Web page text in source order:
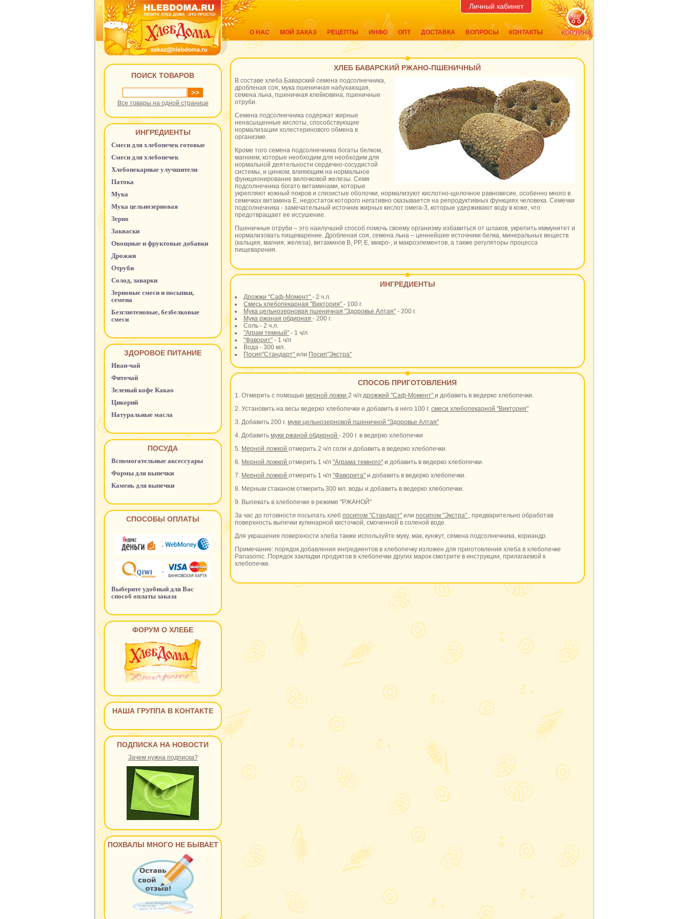
Личный кабинет
О НАС МОЙ ЗАКАЗ РЕЦЕПТЫ ИНФО ОПТ ДОСТАВКА ВОПРОСЫ КОНТАКТЫ КОРЗИНА
ПОИСК ТОВАРОВ
Все товары на одной странице
ИНГРЕДИЕНТЫ
Смеси для хлебопечек готовые
Смеси для хлебопечек
Хлебопекарные улучшители
Патока
Мука
Мука цельнозерновая
Зерно
Закваски
Овощные и фруктовые добавки
Дрожжи
Отруби
Солод, заварки
Зерновые смеси и посыпки,
семена
Безглютеновые, безбелковые
смеси
ЗДОРОВОЕ ПИТАНИЕ
Иван-чай
Фиточай
Зеленый кофе Какао
Цикорий
Натуральные масла
ПОСУДА
Вспомогательные аксессуары
Формы для выпечки
Камень для выпечки
СПОСОБЫ ОПЛАТЫ
Выберите удобный для Вас
способ оплаты заказа
ФОРУМ О ХЛЕБЕ
НАША ГРУППА В КОНТАКТЕ
ПОДПИСКА НА НОВОСТИ
Зачем нужна подписка?
ПОХВАЛЫ МНОГО НЕ БЫВАЕТ
ХЛЕБ БАВАРСКИЙ РЖАНО-ПШЕНИЧНЫЙ
В составе хлеба Баварский семена подсолнечника,
дробленая соя, мука пшеничная набухающая,
семена льна, пшеничная клейковина, пшеничные
отруби.
Семена подсолнечника содержат жирные
ненасыщенные кислоты, способствующие
нормализации холестеринового обмена в
организме.
Кроме того семена подсолнечника богаты белком,
магнием, которые необходим для необходим для
нормальной деятельности сердечно-сосудистой
системы, и цинком, влияющим на нормальное
функционирование вилочковой железы. Семя
подсолнечника богато витаминами, которые
укрепляют кожный покров и слизистые оболочки, нормализуют кислотно-щелочное равновесие, особенно много в
семечках витамина Е, недостаток которого негативно сказывается на репродуктивных функциях человека. Семечки
подсолнечника - замечательный источник жирных кислот омега-3, которые удерживают воду в коже, что
предотвращает ее иссушение.
Пшеничные отруби – это наилучший способ помочь своему организму избавиться от шлаков, укрепить иммунитет и
нормализовать пищеварение. Дробленая соя, семена льна – ценнейшие источники белка, минеральных веществ
(кальция, магния, железа), витаминов В, РР, Е, микро-, и макроэлементов, а также регуляторы процесса
пищеварения.
ИНГРЕДИЕНТЫ
Дрожжи "Саф-Момент" - 2 ч.л.
Смесь хлебопекарная "Виктория" - 100 г.
Мука цельнозерновая пшеничная "Здоровье Алтая" - 200 г.
Мука ржаная обдирная - 200 г.
Соль - 2 ч.л.
"Аграм темный" - 1 ч/л
"Фаворит" - 1 ч/л
Вода - 300 мл.
Посип"Стандарт" или Посип"Экстра"
СПОСОБ ПРИГОТОВЛЕНИЯ
1. Отмерить с помощью мерной ложки 2 ч/л дрожжей "Саф-Момент" и добавить в ведерко хлебопечки.
2. Установить на весы ведерко хлебопечки и добавить в него 100 г. смеси хлебопекарной "Виктория"
3. Добавить 200 г. муки цельнозерновой пшеничной "Здоровье Алтая"
4. Добавить муки ржаной обдирной - 200 г. в ведерко хлебопечки
5. Мерной ложкой отмерить 2 ч/л соли и добавить в ведерко хлебопечки.
6. Мерной ложкой отмерить 1 ч/л "Аграма темного" и добавить в ведерко хлебопечки.
7. Мерной ложкой отмерить 1 ч/л "Фаворита" и добавить в ведерко хлебопечки.
8. Мерным стаканом отмерить 300 мл. воды и добавить в ведерко хлебопечки.
9. Выпекать в хлебопечке в режиме "РЖАНОЙ"
За час до готовности посыпать хлеб посипом "Стандарт" или посипом "Экстра" , предварительно обработав
поверхность выпечки кулинарной кисточкой, смоченной в соленой воде.
Для украшения поверхности хлеба также используйте муку, мак, кунжут, семена подсолнечника, кориандр.
Примечание: порядок добавления ингредиентов в хлебопечку изложен для приготовления хлеба в хлебопечке
Panasonic. Порядок закладки продуктов в хлебопечки других марок смотрите в инструкции, прилагаемой к
хлебопечке.